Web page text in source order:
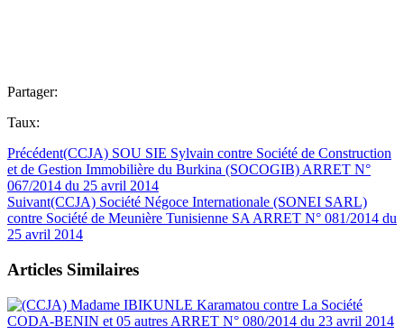
Partager:
Taux:
Précédent(CCJA) SOU SIE Sylvain contre Société de Construction
et de Gestion Immobilière du Burkina (SOCOGIB) ARRET N°
067/2014 du 25 avril 2014
Suivant(CCJA) Société Négoce Internationale (SONEI SARL)
contre Société de Meunière Tunisienne SA ARRET N° 081/2014 du
25 avril 2014
Articles Similaires